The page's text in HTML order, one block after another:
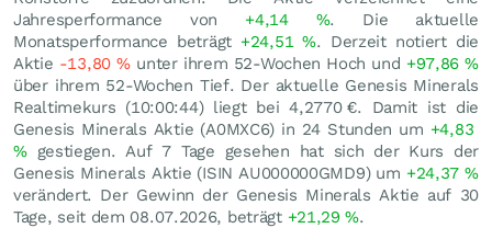
Jahresperformance von +4,14 %. Die aktuelle
Monatsperformance beträgt +24,51%. Derzeit notiert die
Aktie -13,80%unter ihrem 52-Wochen Hoch und +97,86%
über ihrem 52-Wochen Tief. Der aktuelle Genesis Minerals
Realtimekurs (10:00:44) liegt bei 4,2770 €. Damit ist die
Genesis Minerals Aktie (A0MXC6) in 24 Stunden um +4,83
%gestiegen. Auf 7 Tage gesehen hat sich der Kurs der
Genesis Minerals Aktie (ISIN AU000000GMD9) um +24,37%
verändert. Der Gewinn der Genesis Minerals Aktie auf 30
Tage, seit dem 08.07.2026, beträgt +21,29%.